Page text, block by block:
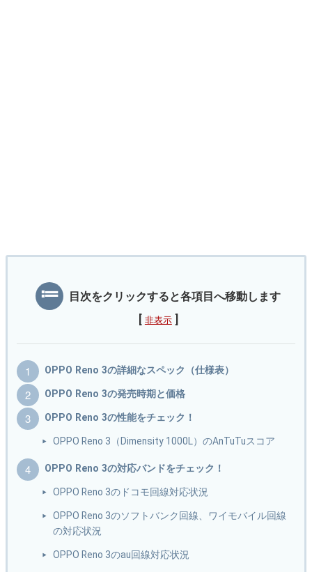
目次をクリックすると各項目へ移動します
[ 非表示 ]
OPPO Reno 3の詳細なスペック（仕様表）
OPPO Reno 3の発売時期と価格
OPPO Reno 3の性能をチェック！
OPPO Reno 3（Dimensity 1000L）のAnTuTuスコア
OPPO Reno 3の対応バンドをチェック！
OPPO Reno 3のドコモ回線対応状況
OPPO Reno 3のソフトバンク回線、ワイモバイル回線
の対応状況
OPPO Reno 3のau回線対応状況